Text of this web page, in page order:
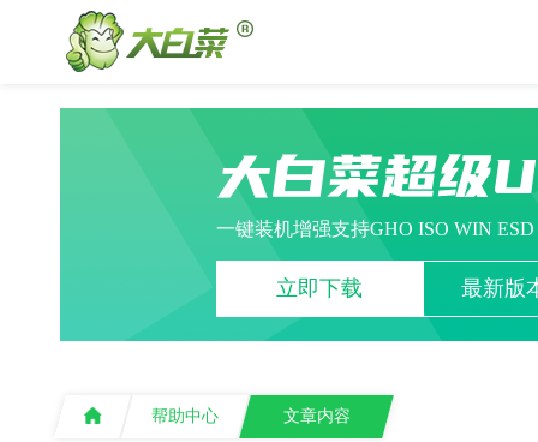
大白菜超级
一键装机增强支持GHO ISO WIN
立即下载 最新版
帮助中心 文章内容